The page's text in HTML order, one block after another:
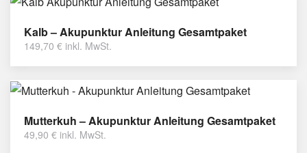
Kalb – Akupunktur Anleitung Gesamtpaket
149,70 € inkl. MwSt.
Mutterkuh – Akupunktur Anleitung Gesamtpaket
49,90 € inkl. MwSt.